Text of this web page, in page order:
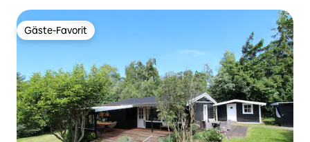
Gäste-Favorit
Gäste-Favorit